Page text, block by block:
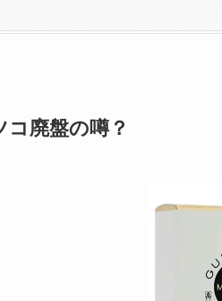
廃盤の噂？